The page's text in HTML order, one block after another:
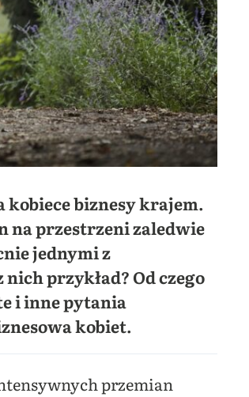
biznesy krajem.
na przestrzeni zaledwie
jednymi z
przykład? Od czego
i inne pytania
kobiet.
przemian